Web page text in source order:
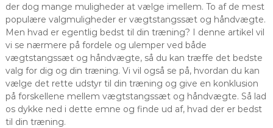
der dog mange muligheder at vælge imellem. To af de mest
populære valgmuligheder er vægtstangssæt og håndvægte.
Men hvad er egentlig bedst til din træning? I denne artikel vil
vi se nærmere på fordele og ulemper ved både
vægtstangssæt og håndvægte, så du kan træffe det bedste
valg for dig og din træning. Vi vil også se på, hvordan du kan
vælge det rette udstyr til din træning og give en konklusion
på forskellene mellem vægtstangssæt og håndvægte. Så lad
os dykke ned i dette emne og finde ud af, hvad der er bedst
til din træning.